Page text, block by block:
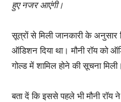
हुए नजर आएंगी।
सूत्रों से मिली जानकारी के अनुसार
ऑडिशन दिया था। मौनी रॉय को
गोल्‍ड में शामिल होने की सूचना मिली।
बता दें कि इससे पहले भी मौनी